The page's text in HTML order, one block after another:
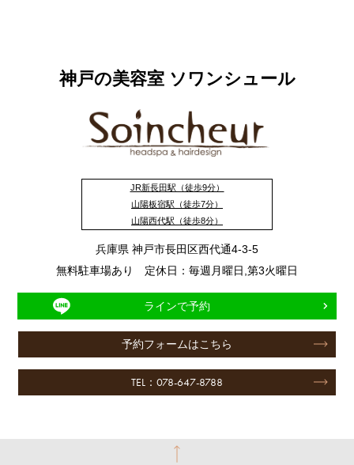
神戸の美容室 ソワンシュール
JR新長田駅（徒歩9分）
山陽板宿駅（徒歩7分）
山陽西代駅（徒歩8分）
兵庫県 神戸市長田区西代通4-3-5
無料駐車場あり 定休日：毎週月曜日,第3火曜日
ラインで予約
予約フォームはこちら
TEL：078-647-8788